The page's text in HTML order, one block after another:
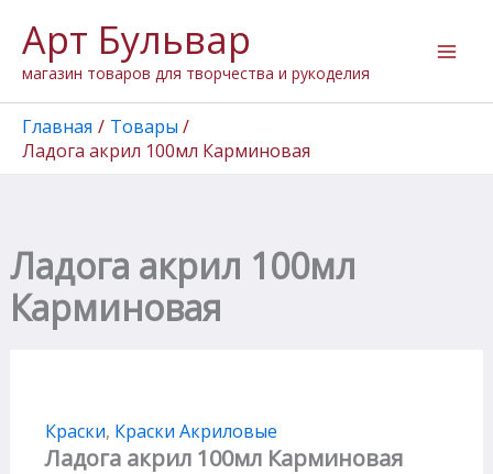
содержимому
Арт Бульвар
магазин товаров для творчества и рукоделия
Главная
Товары
Ладога акрил 100мл Карминовая
Ладога акрил 100мл
Карминовая
Краски, Краски Акриловые
Ладога акрил 100мл Карминовая
товара
Ладога
акрил
100мл
Карминовая